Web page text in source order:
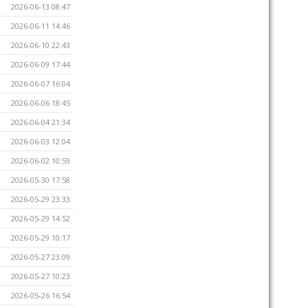
2026-06-13 08:47
2026-06-11 14:46
2026-06-10 22:43
2026-06-09 17:44
2026-06-07 16:04
2026-06-06 18:45
2026-06-04 21:34
2026-06-03 12:04
2026-06-02 10:59
2026-05-30 17:58
2026-05-29 23:33
2026-05-29 14:52
2026-05-29 10:17
2026-05-27 23:09
2026-05-27 10:23
2026-05-26 16:54